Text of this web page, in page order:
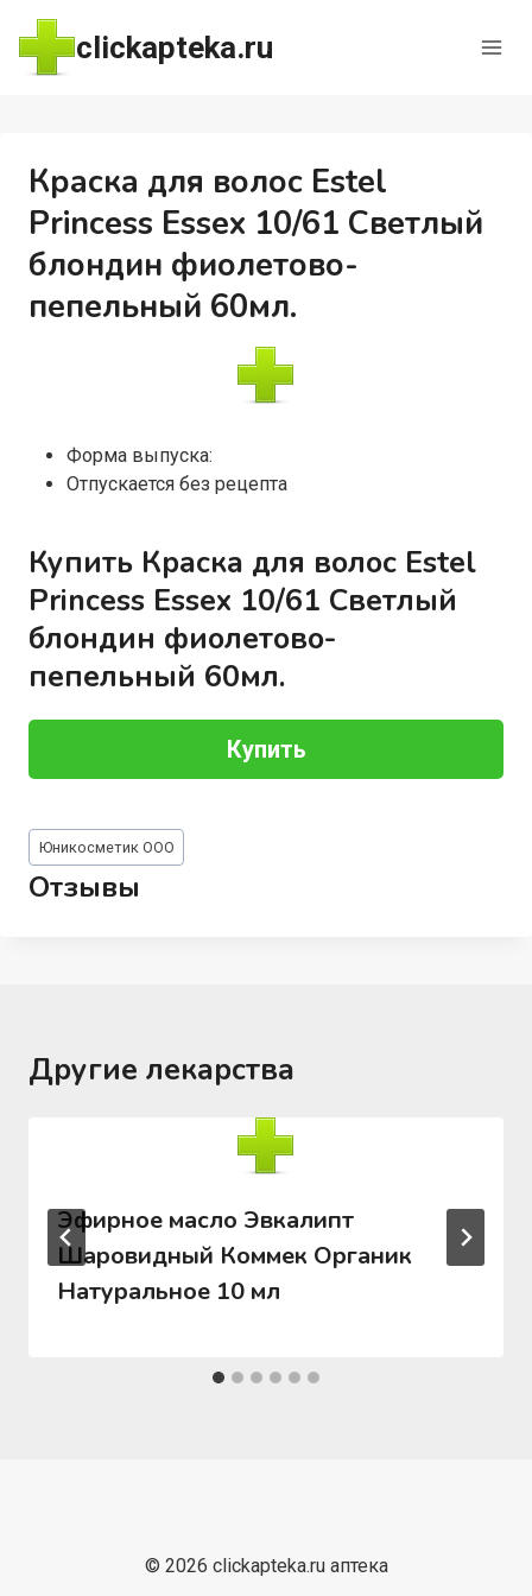
Перейти
содержимому
clickapteka.ru
Краска для волос Estel
Princess Essex 10/61 Светлый
блондин фиолетово-
пепельный 60мл.
Форма выпуска:
Отпускается без рецепта
Купить Краска для волос Estel
Princess Essex 10/61 Светлый
блондин фиолетово-
пепельный 60мл.
Купить
Метки
записи:
Юникосметик ООО
Отзывы
Другие лекарства
Эфирное масло Эвкалипт
Шаровидный Коммек Органик
Натуральное 10 мл
© 2026 clickapteka.ru аптека